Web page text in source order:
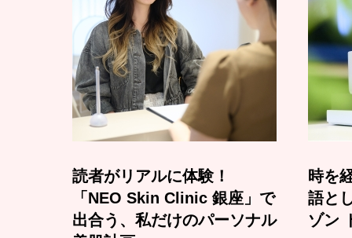
読者がリアルに体験！
「NEO Skin Clinic 銀座」で
出合う、私だけのパーソナル
時を
語と
ゾン